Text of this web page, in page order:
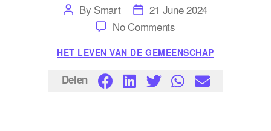
Post
author
By Smart Post
date
21 June 2024
No Commentson
in
Europa:
van
het
Categories
HET LEVEN VAN DE GEMEENSCHAP
Delen